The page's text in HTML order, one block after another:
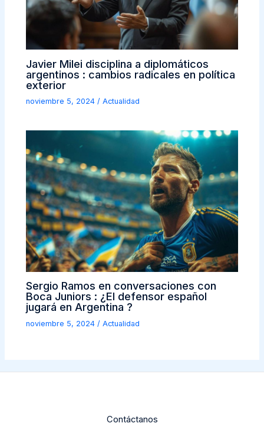
Javier Milei disciplina a diplomáticos
argentinos : cambios radicales en política
exterior
noviembre 5, 2024 /Actualidad
Sergio Ramos en conversaciones con
Boca Juniors : ¿El defensor español
jugará en Argentina ?
noviembre 5, 2024 /Actualidad
Contáctanos